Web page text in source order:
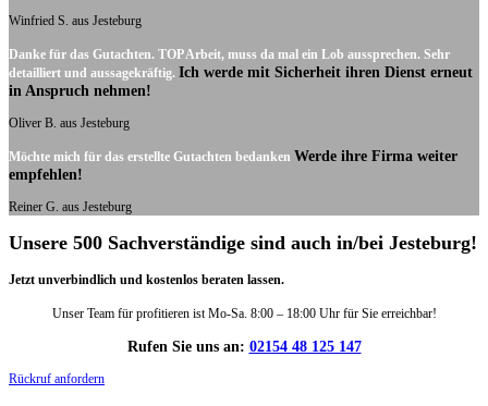
Winfried S. aus Jesteburg
Danke für das Gutachten. TOP Arbeit, muss da mal ein Lob aussprechen. Sehr
detailliert und aussagekräftig. Ich werde mit Sicherheit ihren Dienst erneut
in Anspruch nehmen!
Oliver B. aus Jesteburg
Möchte mich für das erstellte Gutachten bedanken Werde ihre Firma weiter
empfehlen!
Reiner G. aus Jesteburg
Unsere 500 Sachverständige sind auch in/bei Jesteburg!
Jetzt unverbindlich und kostenlos beraten lassen.
Unser Team für profitieren ist Mo-Sa. 8:00 – 18:00 Uhr für Sie erreichbar!
Rufen Sie uns an: 02154 48 125 147
Rückruf anfordern